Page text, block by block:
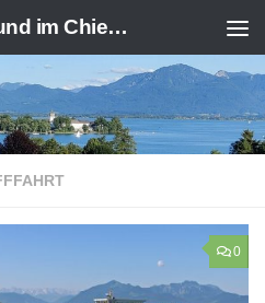
Urlaub am Chiemsee und im Chiemgau
0